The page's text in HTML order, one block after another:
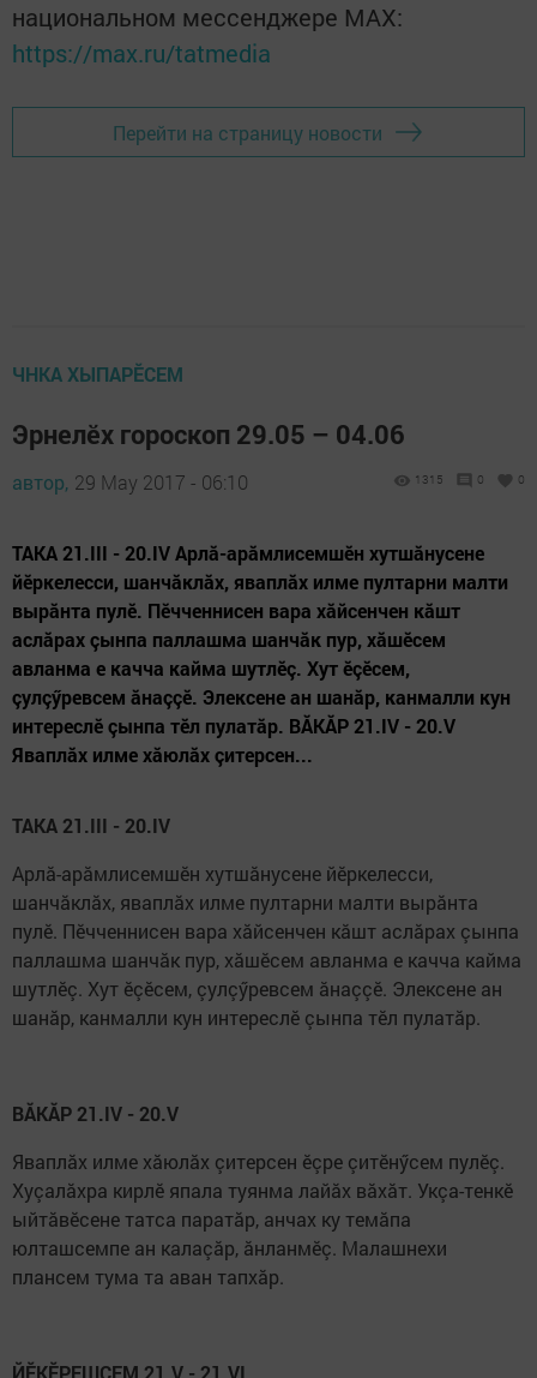
национальном мессенджере MАХ:
https://max.ru/tatmedia
Перейти на страницу новости
ЧНКА ХЫПАРӖСЕМ
Эрнелӗх гороскоп 29.05 – 04.06
автор, 29 May 2017 - 06:10 1315 0 0
ТАКА 21.III - 20.IV Арлă-арăмлисемшӗн хутшăнусене
йӗркелесси, шанчăклăх, яваплăх илме пултарни малти
вырăнта пулӗ. Пӗчченнисен вара хăйсенчен кăшт
аслăрах çынпа паллашма шанчăк пур, хăшӗсем
авланма е качча кайма шутлӗç. Хут ӗçӗсем,
çулçӳревсем ăнаççӗ. Элексене ан шанăр, канмалли кун
интереслӗ çынпа тӗл пулатăр. ВĂКĂР 21.IV - 20.V
Яваплăх илме хăюлăх çитерсен...
ТАКА 21.III - 20.IV
Арлă-арăмлисемшӗн хутшăнусене йӗркелесси,
шанчăклăх, яваплăх илме пултарни малти вырăнта
пулӗ. Пӗчченнисен вара хăйсенчен кăшт аслăрах çынпа
паллашма шанчăк пур, хăшӗсем авланма е качча кайма
шутлӗç. Хут ӗçӗсем, çулçӳревсем ăнаççӗ. Элексене ан
шанăр, канмалли кун интереслӗ çынпа тӗл пулатăр.
ВĂКĂР 21.IV - 20.V
Яваплăх илме хăюлăх çитерсен ӗçре çитӗнӳсем пулӗç.
Хуçалăхра кирлӗ япала туянма лайăх вăхăт. Укçа-тенкӗ
ыйтăвӗсене татса паратăр, анчах ку темăпа
юлташсемпе ан калаçăр, ăнланмӗç. Малашнехи
плансем тума та аван тапхăр.
ЙӖКӖРЕШСЕМ 21.V - 21.VI